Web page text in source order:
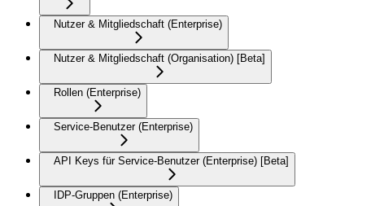
Nutzer & Mitgliedschaft (Enterprise)
Nutzer & Mitgliedschaft (Organisation) [Beta]
Rollen (Enterprise)
Service-Benutzer (Enterprise)
API Keys für Service-Benutzer (Enterprise) [Beta]
IDP-Gruppen (Enterprise)